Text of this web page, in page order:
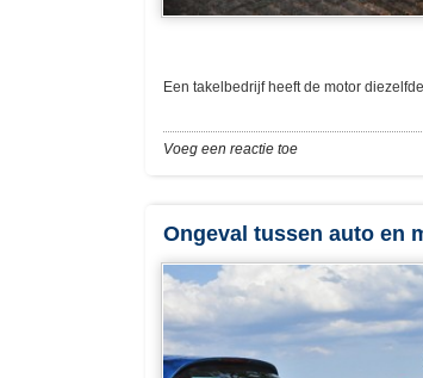
Een takelbedrijf heeft de motor
Voeg een reactie toe
Ongeval tussen auto en